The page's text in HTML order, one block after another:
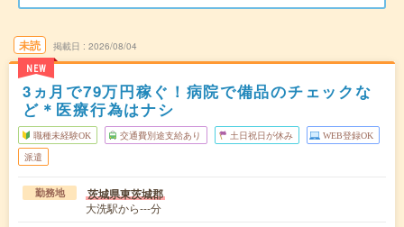
未読
NEW
掲載日 2026/08/04
3ヵ月で79万円稼ぐ！病院で備品のチェックな
ど＊医療行為はナシ
職種未経験OK 交通費別途支給あり 土日祝日が休み WEB登録OK
派遣
勤務地 茨城県東茨城郡
大洗駅から---分